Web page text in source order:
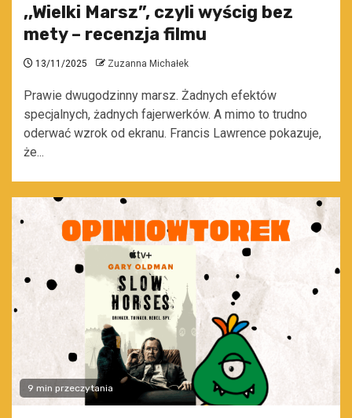
,,Wielki Marsz”, czyli wyścig bez
mety – recenzja filmu
13/11/2025 Zuzanna Michałek
Prawie dwugodzinny marsz. Żadnych efektów
specjalnych, żadnych fajerwerków. A mimo to trudno
oderwać wzrok od ekranu. Francis Lawrence pokazuje,
że...
9 min przeczytania